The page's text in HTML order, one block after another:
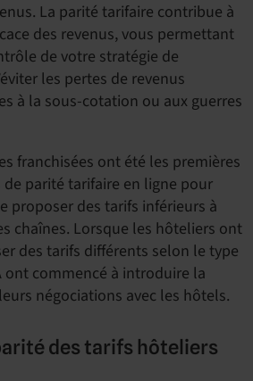
La parité tarifaire contribue à
des revenus, vous permettant
de votre stratégie de
les pertes de revenus
à la sous-cotation ou aux guerres
franchisées ont été les premières
parité tarifaire en ligne pour
proposer des tarifs inférieurs à
chaînes. Lorsque les hôteliers ont
des tarifs différents selon le type
ont commencé à introduire la
négociations avec les hôtels.
des tarifs hôteliers